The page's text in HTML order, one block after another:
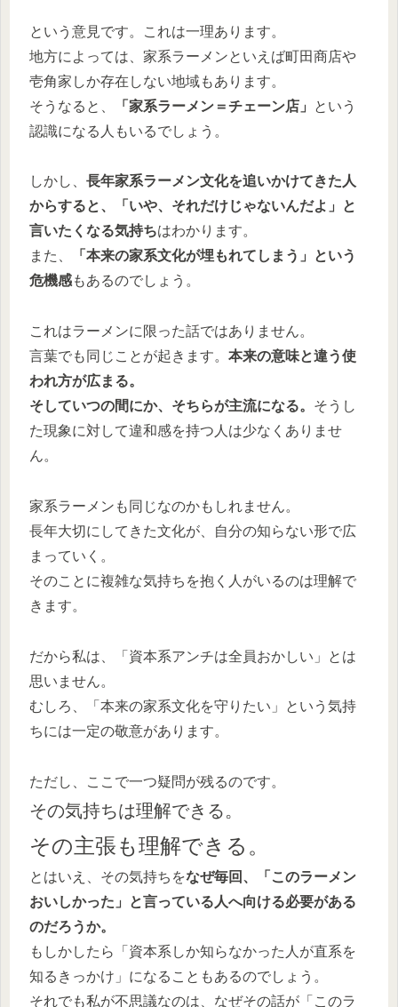
という意見です。これは一理あります。
地方によっては、家系ラーメンといえば町田商店や
壱角家しか存在しない地域もあります。
そうなると、
「家系ラーメン＝チェーン店」
という
認識になる人もいるでしょう。
しかし、 長年家系ラーメン文化を追いかけてきた人
からすると、「いや、それだけじゃないんだよ」と
言いたくなる気持ちはわかります。
また、
「本来の家系文化が埋もれてしまう」という
危機感もあるのでしょう。
これはラーメンに限った話ではありません。
言葉でも同じことが起きます。 本来の意味と違う使
われ方が広まる。
そしていつの間にか、そちらが主流になる。 そうし
た現象に対して違和感を持つ人は少なくありませ
ん。
家系ラーメンも同じなのかもしれません。
長年大切にしてきた文化が、自分の知らない形で広
まっていく。
そのことに複雑な気持ちを抱く人がいるのは理解で
きます。
だから私は、「資本系アンチは全員おかしい」とは
思いません。
むしろ、「本来の家系文化を守りたい」という気持
ちには一定の敬意があります。
ただし、ここで一つ疑問が残るのです。
その気持ちは理解できる。
その主張も理解できる。
とはいえ、その気持ちをなぜ毎回、「このラーメン
おいしかった」と言っている人へ向ける必要がある
のだろうか。
もしかしたら「資本系しか知らなかった人が直系を
知るきっかけ」になることもあるのでしょう。
それでも私が不思議なのは、なぜその話が「このラ